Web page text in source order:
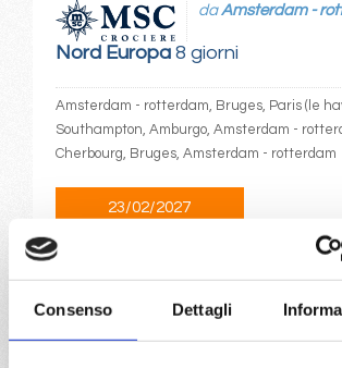
Consenso Dettagli
Nord Europa8 giorni
daAmsterdam -
Amsterdam - rotterdam, Bruges, Paris (le
Southampton, Amburgo, Amsterdam -
Cherbourg, Bruges, Amsterdam - rotterdam
23/02/2027
a partire da
€ 473